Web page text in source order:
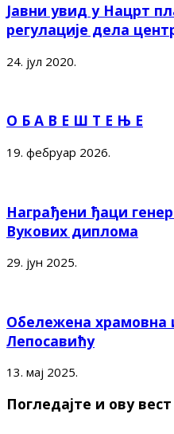
Јавни увид у Нацрт
регулације дела
24. јул 2020.
О Б А В Е Ш Т Е Њ Е
19. фебруар 2026.
Награђени ђаци
Вукових диплома
29. јун 2025.
Обележена храмовна
Лепосавићу
13. мај 2025.
Погледајте и ову вест